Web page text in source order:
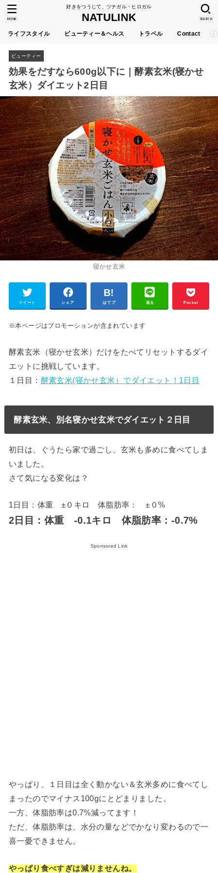
好きをつうじて、ツナガル・ヒロガル
NATULINK
ライフスタイル ビューティー＆ヘルス トラベル Contact
SEARCH
MENU
ビューティー
効果をだすなら600g以下に｜酵素玄米(寝かせ
玄米）ダイエット2日目
寝かせ玄米
ツイート シェア はてブ 送る Pocket
※本ページはプロモーションが含まれています
酵素玄米（寝かせ玄米）だけをたべてリセットするダイ
エットに挑戦しています。
１日目： 酵素玄米(寝かせ玄米）でダイエット！1日目
酵素玄米、別名寝かせ玄米でダイエット２日目
初日は、ぐうたら家で過ごし、玄米も多めに食べてしま
いました。
さて気になる変化は？
1日目：体重 ±０キロ 体脂肪率： ±０%
2日目：体重 -0.1キロ 体脂肪率：-0.7%
Sponsored Link
やっぱり、１日目は全く動かない＆玄米多めに食べてし
まったのでマイナス100gにとどまりました。
一方、体脂肪率は0.7%減ってます！
ただ、体脂肪率は、水分の量などでかなり変わるので一
喜一憂できません。
やっぱり食べすぎは減りませんね。